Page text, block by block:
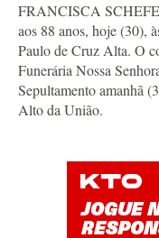
FRANCISCA
aos 88 anos, hoje (30),
Paulo de Cruz Alta. O
Funerária Nossa
Sepultamento amanhã
Alto da União.